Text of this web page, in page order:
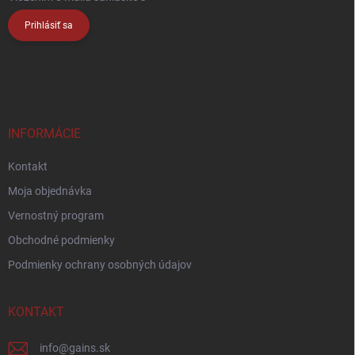
Prihlásiť sa
INFORMÁCIE
Kontakt
Moja objednávka
Vernostný program
Obchodné podmienky
Podmienky ochrany osobných údajov
KONTAKT
info@gains.sk